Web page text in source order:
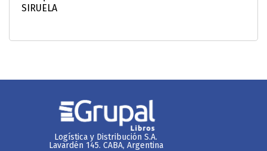
Logística y Distribución S.A.
Lavardén 145. CABA, Argentina